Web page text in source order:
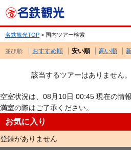
名鉄観光TOP > 国内ツアー検索
並び順: おすすめ順 安い順 高い順
該当するツアーはありません。
空室状況は、08月10日 00:45 現在の情報
満室の際はご了承ください。
お気に入り
登録がありません